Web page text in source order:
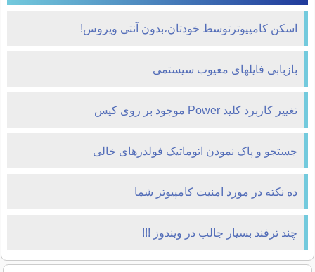
اسکن کامپیوترتوسط خودتان،بدون آنتی ویروس!
بازبابی فايلهای معيوب سيستمی
تغییر کاربرد کلید Power موجود بر روی کیس
جستجو و پاک نمودن اتوماتیک فولدرهای خالی
ده نكته در مورد امنيت كامپيوتر شما
چند ترفند بسيار جالب در ويندوز !!!